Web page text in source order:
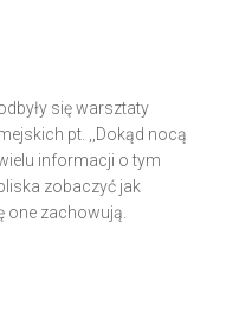
się warsztaty
pt. ,,Dokąd nocą
informacji o tym
zobaczyć jak
one zachowują.